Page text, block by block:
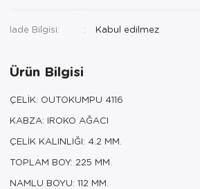
İade Bilgisi:
Ürün Bilgisi
ÇELİK: OUTOKUMPU 4116
KABZA: IROKO AĞACI
ÇELİK KALINLIĞI: 4.2 MM.
TOPLAM BOY: 225 MM.
NAMLU BOYU: 112 MM.